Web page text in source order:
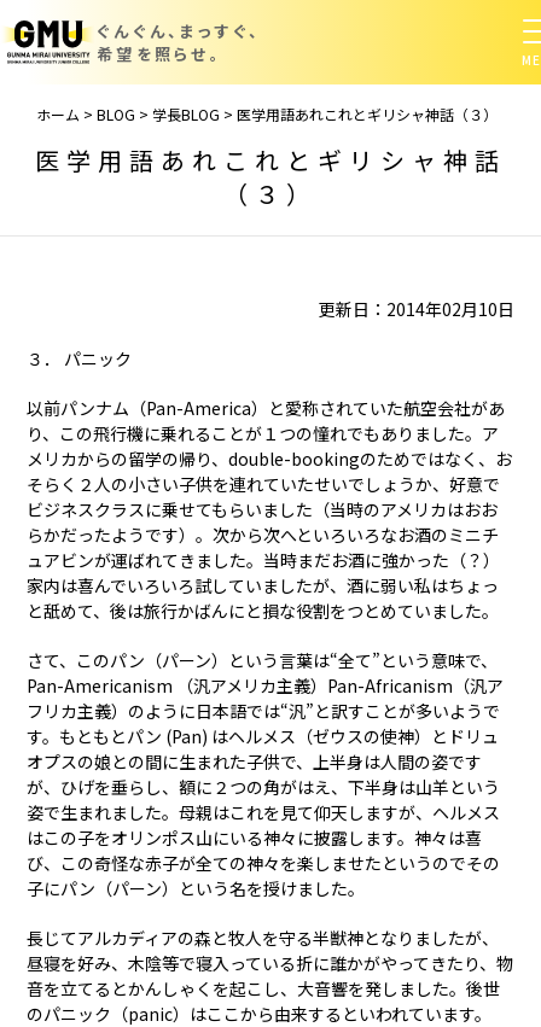
ぐんぐん、まっすぐ、
希望を照らせ。
ホーム > BLOG > 学長BLOG > 医学用語あれこれとギリシャ神話（３）
医学用語あれこれとギリシャ神話
（３）
更新日：2014年02月10日
３． パニック
以前パンナム（Pan-America）と愛称されていた航空会社があ
り、この飛行機に乗れることが１つの憧れでもありました。ア
メリカからの留学の帰り、double-bookingのためではなく、お
そらく２人の小さい子供を連れていたせいでしょうか、好意で
ビジネスクラスに乗せてもらいました（当時のアメリカはおお
らかだったようです）。次から次へといろいろなお酒のミニチ
ュアビンが運ばれてきました。当時まだお酒に強かった（？）
家内は喜んでいろいろ試していましたが、酒に弱い私はちょっ
と舐めて、後は旅行かばんにと損な役割をつとめていました。
さて、このパン（パーン）という言葉は“全て”という意味で、
Pan-Americanism （汎アメリカ主義）Pan-Africanism（汎ア
フリカ主義）のように日本語では“汎”と訳すことが多いようで
す。もともとパン (Pan) はヘルメス（ゼウスの使神）とドリュ
オプスの娘との間に生まれた子供で、上半身は人間の姿です
が、ひげを垂らし、額に２つの角がはえ、下半身は山羊という
姿で生まれました。母親はこれを見て仰天しますが、ヘルメス
はこの子をオリンポス山にいる神々に披露します。神々は喜
び、この奇怪な赤子が全ての神々を楽しませたというのでその
子にパン（パーン）という名を授けました。
長じてアルカディアの森と牧人を守る半獣神となりましたが、
昼寝を好み、木陰等で寝入っている折に誰かがやってきたり、物
音を立てるとかんしゃくを起こし、大音響を発しました。後世
のパニック（panic）はここから由来するといわれています。